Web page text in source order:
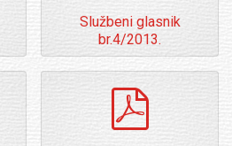
Službeni glasnik
br.4/2013.